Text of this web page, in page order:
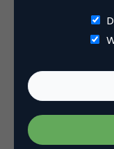
Commerce